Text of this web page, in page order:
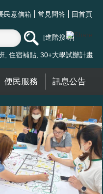
民意信箱 常見問答 回首頁
進階搜尋
住宿補貼 30+大學試辦計畫
便民服務 訊息公告